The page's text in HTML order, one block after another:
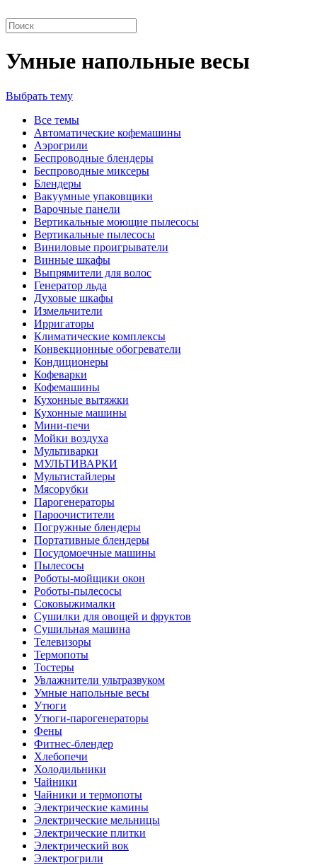
Умные напольные весы
Выбрать тему
Все темы
Автоматические кофемашины
Аэрогрили
Беспроводные блендеры
Беспроводные миксеры
Блендеры
Вакуумные упаковщики
Варочные панели
Вертикальные моющие пылесосы
Вертикальные пылесосы
Виниловые проигрыватели
Винные шкафы
Выпрямители для волос
Генератор льда
Духовые шкафы
Измельчители
Ирригаторы
Климатические комплексы
Конвекционные обогреватели
Кондиционеры
Кофеварки
Кофемашины
Кухонные вытяжки
Кухонные машины
Мини-печи
Мойки воздуха
Мультиварки
МУЛЬТИВАРКИ
Мультистайлеры
Мясорубки
Парогенераторы
Пароочистители
Погружные блендеры
Портативные блендеры
Посудомоечные машины
Пылесосы
Роботы-мойщики окон
Роботы-пылесосы
Соковыжималки
Сушилки для овощей и фруктов
Сушильная машина
Телевизоры
Термопоты
Тостеры
Увлажнители ультразвуком
Умные напольные весы
Утюги
Утюги-парогенераторы
Фены
Фитнес-блендер
Хлебопечи
Холодильники
Чайники
Чайники и термопоты
Электрические камины
Электрические мельницы
Электрические плитки
Электрический вок
Электрогрили